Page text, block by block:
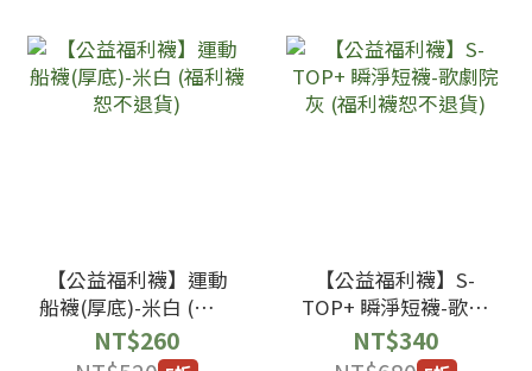
【公益福利襪】運動
船襪(厚底)-米白 (福利
襪恕不退貨)
NT$260
【公益福利襪】S-
TOP+ 瞬淨短襪-歌劇
院灰 (福利襪恕不退
貨)
NT$340